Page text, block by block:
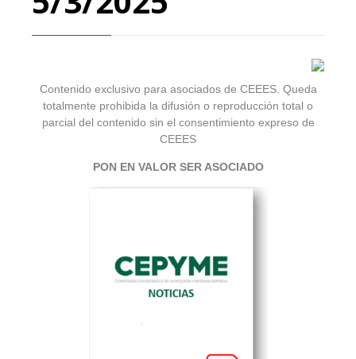
Contenido exclusivo para asociados de CEEES. Queda
totalmente prohibida la difusión o reproducción total o
parcial del contenido sin el consentimiento expreso de
CEEES
PON EN VALOR SER ASOCIADO